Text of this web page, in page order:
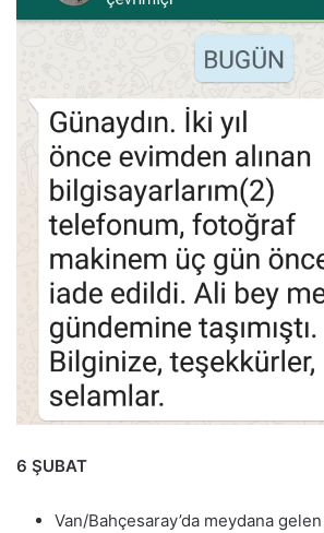
6 ŞUBAT
Van/Bahçesaray’da meydana